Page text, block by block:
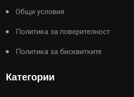
Общи условия
Политика за поверителност
Политика за бисквитките
Категории